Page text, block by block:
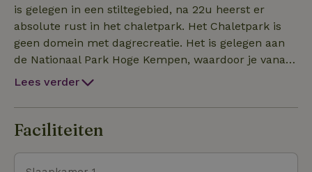
een omheining van 1 m 50 hoogte aan de voorzijde
van de woning. Waar ze een mooi stukje hebben om
te lopen, snuffelen en te genieten samen met hun
baasje. Standaard kan u genieten van een
Infraroodsauna voor 2 personen en een bubbelbad
standaard opgedekt en is 2 m breed. Tussen de
woonruimte, slaapkamer en keuken zijn er geen
ruimtelijk hotelgevoel.
is gelegen in een stiltegebied, na 22u heerst er
absolute rust in het chaletpark. Het Chaletpark is
geen domein met dagrecreatie. Het is gelegen aan
de Nationaal Park Hoge Kempen, waardoor je vanaf
het domein mooie wandelingen kan maken in
Kempen heeft zo'n 220 km wandelroutes. Op het
recreatiedomein is er een taverne aanwezig waar
zwemmeer is voor de honden deze kom je tijdens
Lees verder
Faciliteiten